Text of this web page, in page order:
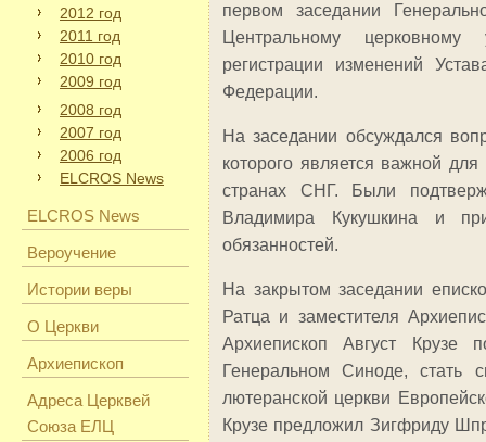
2012 год
2011 год
2010 год
2009 год
2008 год
2007 год
2006 год
ELCROS News
ELCROS News
Вероучение
Истории веры
О Церкви
Архиепископ
Адреса Церквей
Союза ЕЛЦ
первом заседании
Центральному
регистрации изменений
Федерации.
На заседании обсуждался
которого является важной
странах СНГ. Были
Владимира Кукушкина и
обязанностей.
На закрытом заседании
Ратца и заместителя
Архиепископ Август Крузе
Генеральном Синоде, стать
лютеранской церкви
Крузе предложил Зигфриду